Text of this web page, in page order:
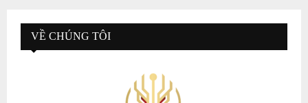
VỀ CHÚNG TÔI